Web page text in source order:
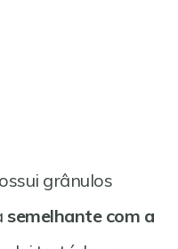
grânulos
semelhante com a